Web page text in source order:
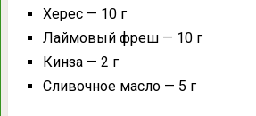
Херес — 10 г
Лаймовый фреш — 10 г
Кинза — 2 г
Сливочное масло — 5 г